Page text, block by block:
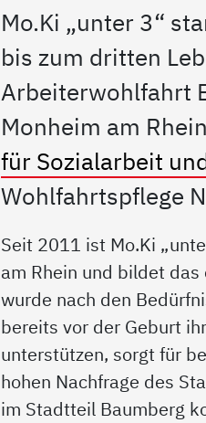
Mo.Ki „unter 3“
bis zum dritten
Arbeiterwohlfahrt
Monheim am
für Sozialarbeit
Wohlfahrtspflege
Seit 2011 ist Mo.Ki
am Rhein und bildet
wurde nach den
bereits vor der Geburt
unterstützen, sorgt für
hohen Nachfrage des
im Stadtteil Baumberg